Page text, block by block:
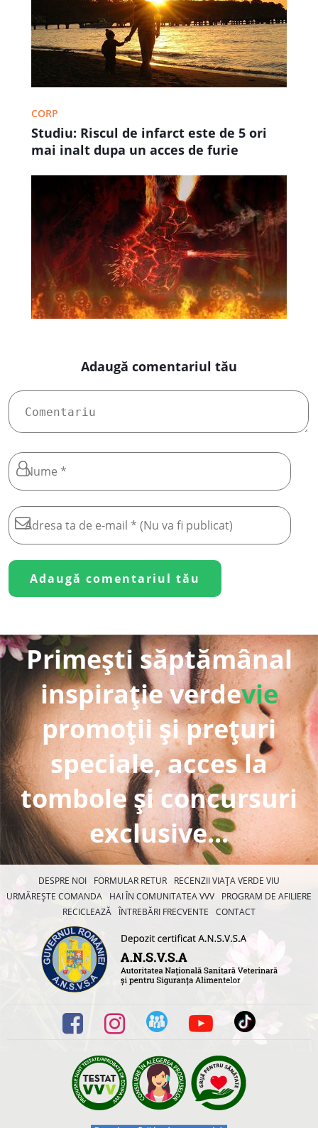
CORP
Studiu: Riscul de infarct este de 5 ori
mai inalt dupa un acces de furie
Adaugă comentariul tău
Primești săptămânal
inspirație verdevie
promoții și prețuri
speciale, acces la
tombole și concursuri
exclusive...
DESPRE NOI FORMULAR RETUR
RECENZII VIAȚA VERDE VIU
URMĂREȘTE COMANDA
HAI ÎN COMUNITATEA VVV
PROGRAM DE AFILIERE
RECICLEAZĂ ÎNTREBĂRI FRECVENTE CONTACT